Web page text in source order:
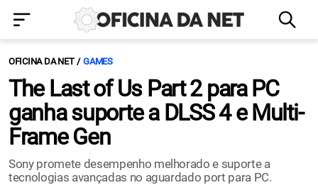
OFICINA DA NET GAMES
The Last of Us Part 2 para PC
ganha suporte a DLSS 4 e Multi-
Frame Gen
Sony promete desempenho melhorado e suporte a
tecnologias avançadas no aguardado port para PC.